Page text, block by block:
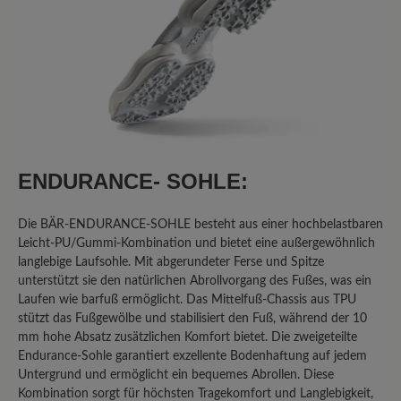
Review with rating of 3 out of 5 stars
nur 3 Sterne
Verarbeitung ist so weit OK. Die
und nicht alltagstauglich. Sie besteht
aus kleinen Stollen, in denen sich
Steinchen und Splitt festsetzen. Man
kommt damit sehr schnell ins Rutschen.
Der Preis für die Schuhe ist
unangemessen hoch. Meine
Reklamation wurde von Bär leider
abgewiesen und der Umtausch
abgelehnt. Habe bereits verschiedene
ENDURANCE- SOHLE:
Die BÄR-ENDURANCE-SOHLE besteht aus einer hochbelastbaren
Leicht-PU/Gummi-Kombination und bietet eine außergewöhnlich
langlebige Laufsohle. Mit abgerundeter Ferse und Spitze
unterstützt sie den natürlichen Abrollvorgang des Fußes, was ein
Laufen wie barfuß ermöglicht. Das Mittelfuß-Chassis aus TPU
stützt das Fußgewölbe und stabilisiert den Fuß, während der 10
mm hohe Absatz zusätzlichen Komfort bietet. Die zweigeteilte
Endurance-Sohle garantiert exzellente Bodenhaftung auf jedem
Untergrund und ermöglicht ein bequemes Abrollen. Diese
Kombination sorgt für höchsten Tragekomfort und Langlebigkeit,